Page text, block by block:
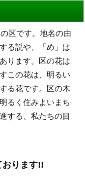
区です。地名の由
る説や、「め」は
ります。区の花は
この花は、明るい
る花です。区の木
るく住みよいまち
する、私たちの目
おります!!